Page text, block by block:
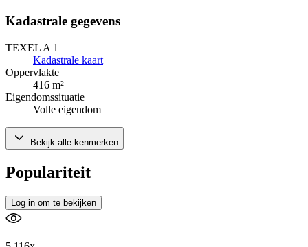
Kadastrale gegevens
TEXEL A 1
Kadastrale kaart
Oppervlakte
416 m²
Eigendomssituatie
Volle eigendom
Bekijk alle kenmerken
Populariteit
Log in om te bekijken